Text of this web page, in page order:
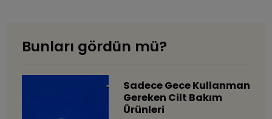
Bunları gördün mü?
Sadece Gece Kullanman
Gereken Cilt Bakım
Ürünleri